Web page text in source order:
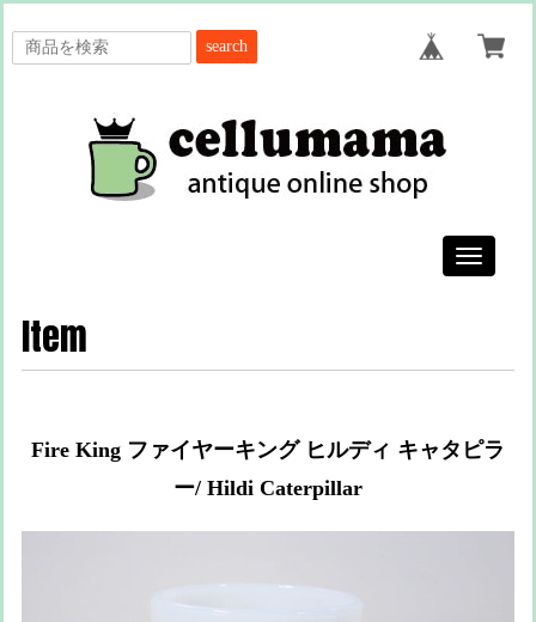
search
Toggle
Item
Fire King ファイヤーキング ヒルディ キャタピラ
ー/ Hildi Caterpillar